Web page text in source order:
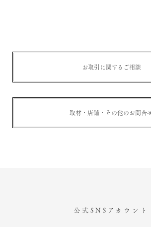
お取引に関するご相談
取材・店舗・その他のお問合
公式SNSアカウント